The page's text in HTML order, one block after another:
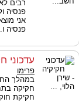
רבים
פנסיה
אני
פנסיה
עדכוני
פרימו
במהלך
חקיקה
חקיקת